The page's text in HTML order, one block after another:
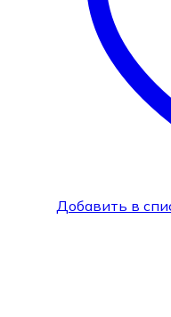
Добавить в